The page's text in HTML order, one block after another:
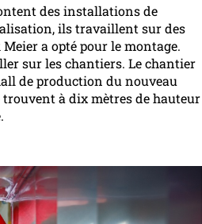
des installations de
ils travaillent sur des
a opté pour le montage.
sur les chantiers. Le chantier
de production du nouveau
à dix mètres de hauteur